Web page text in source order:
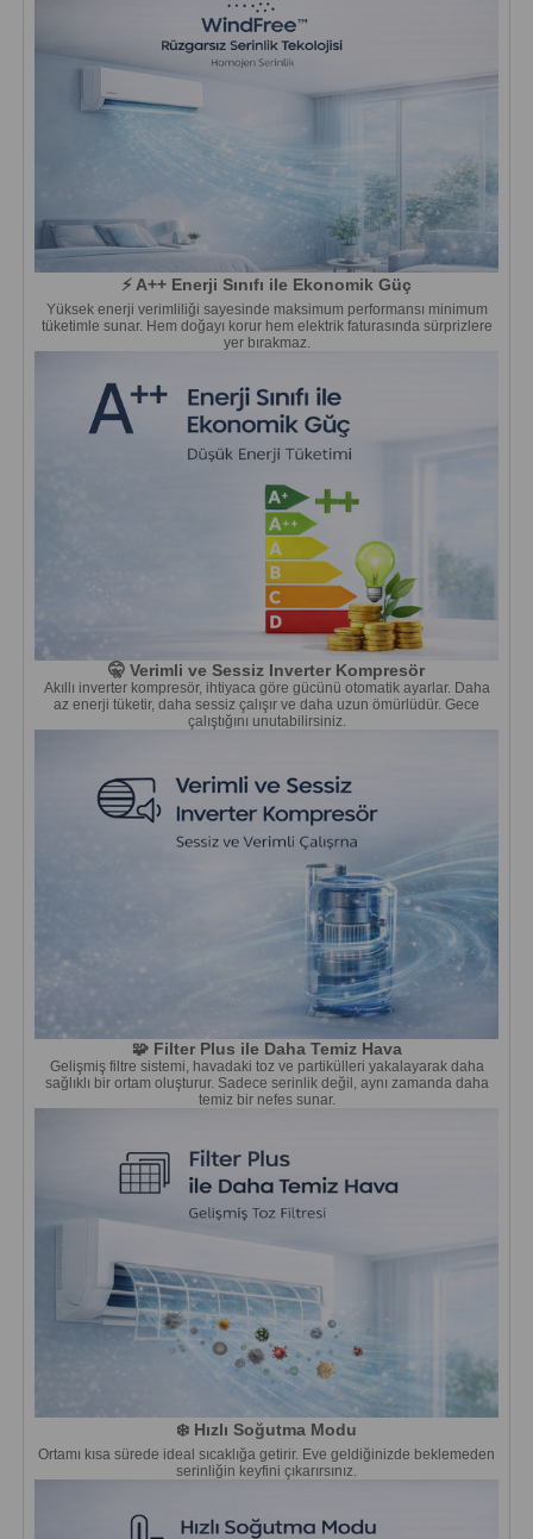
⚡ A++ Enerji Sınıfı ile Ekonomik Güç
Yüksek enerji verimliliği sayesinde maksimum performansı minimum
tüketimle sunar. Hem doğayı korur hem elektrik faturasında sürprizlere
yer bırakmaz.
🤫 Verimli ve Sessiz Inverter Kompresör
Akıllı inverter kompresör, ihtiyaca göre gücünü otomatik ayarlar. Daha
az enerji tüketir, daha sessiz çalışır ve daha uzun ömürlüdür. Gece
çalıştığını unutabilirsiniz.
🧩 Filter Plus ile Daha Temiz Hava
Gelişmiş filtre sistemi, havadaki toz ve partikülleri yakalayarak daha
sağlıklı bir ortam oluşturur. Sadece serinlik değil, aynı zamanda daha
temiz bir nefes sunar.
❄️ Hızlı Soğutma Modu
Ortamı kısa sürede ideal sıcaklığa getirir. Eve geldiğinizde beklemeden
serinliğin keyfini çıkarırsınız.